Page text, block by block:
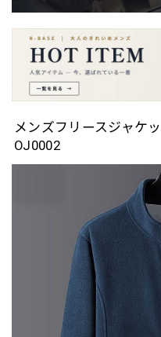
メンズフリースジャケ
OJ0002